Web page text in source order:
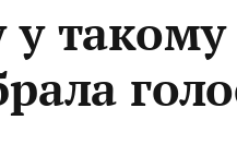
такому